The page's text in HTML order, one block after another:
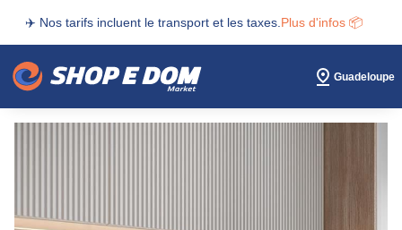
✈️ Nos tarifs incluent le transport et les taxes. Plus d'infos 📦
Guadeloupe